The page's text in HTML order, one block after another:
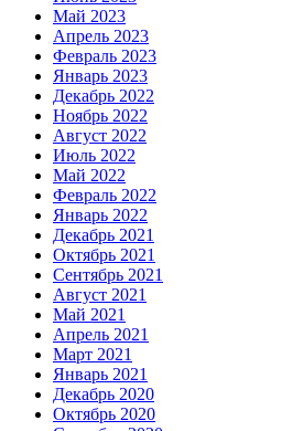
Май 2023
Апрель 2023
Февраль 2023
Январь 2023
Декабрь 2022
Ноябрь 2022
Август 2022
Июль 2022
Май 2022
Февраль 2022
Январь 2022
Декабрь 2021
Октябрь 2021
Сентябрь 2021
Август 2021
Май 2021
Апрель 2021
Март 2021
Январь 2021
Декабрь 2020
Октябрь 2020